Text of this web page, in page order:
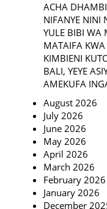
ACHA
NIFANYE NINI
YULE BIBI WA
MATAIFA
KIMBIENI
BALI, YEYE
AMEKUFA
August 2026
July 2026
June 2026
May 2026
April 2026
March 2026
February 2026
January 2026
December